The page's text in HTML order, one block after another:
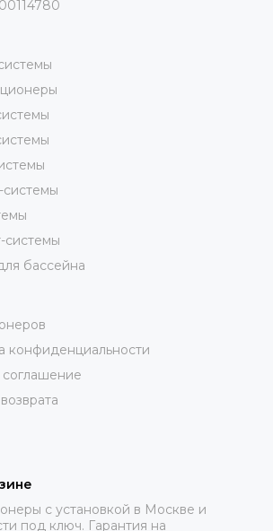
системы
системы
бассейна
конфиденциальности
соглашение
с установкой в Москве и
под ключ. Гарантия на